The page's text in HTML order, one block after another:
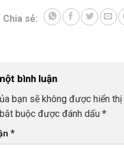
Chia sẻ:
bình luận
bạn sẽ không được hiển thị
buộc được đánh dấu *
*